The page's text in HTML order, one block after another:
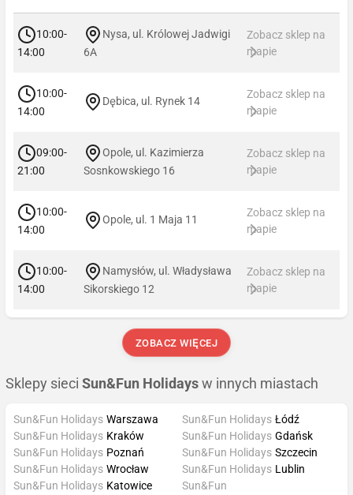
10:00-
14:00
Nysa, ul. Królowej Jadwigi
6A
Zobacz sklep na
mapie
10:00-
14:00
Dębica, ul. Rynek 14
Zobacz sklep na
mapie
09:00-
21:00
Opole, ul. Kazimierza
Sosnkowskiego 16
Zobacz sklep na
mapie
10:00-
14:00
Opole, ul. 1 Maja 11
Zobacz sklep na
mapie
10:00-
14:00
Namysłów, ul. Władysława
Sikorskiego 12
Zobacz sklep na
mapie
ZOBACZ WIĘCEJ
Sklepy sieci Sun&Fun Holidays w innych miastach
Sun&Fun Holidays Warszawa
Sun&Fun Holidays Kraków
Sun&Fun Holidays Poznań
Sun&Fun Holidays Wrocław
Sun&Fun Holidays Łódź
Sun&Fun Holidays Gdańsk
Sun&Fun Holidays Szczecin
Sun&Fun Holidays Lublin
Sun&Fun Holidays Katowice Sun&Fun